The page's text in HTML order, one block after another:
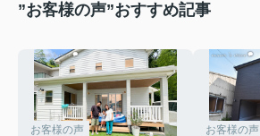
”お客様の声”おすすめ記事
お客様の声 お客様の声